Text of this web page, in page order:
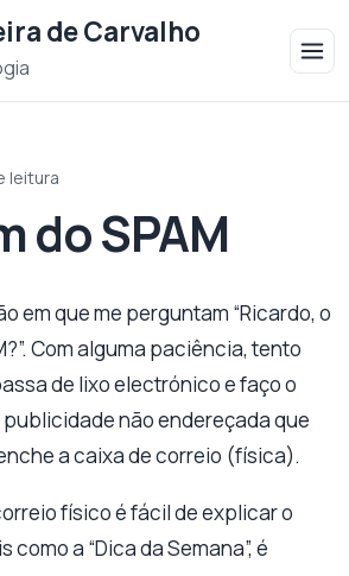
de Carvalho
leitura
do SPAM
em que me perguntam “Ricardo, o
Com alguma paciência, tento
de lixo electrónico e faço o
não endereçada que
a caixa de correio (física).
físico é fácil de explicar o
a “Dica da Semana”, é